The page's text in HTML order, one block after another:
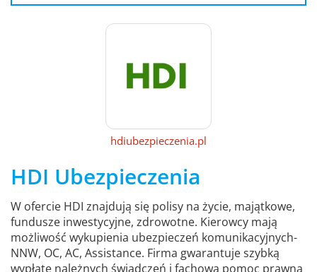
hdiubezpieczenia.pl
HDI Ubezpieczenia
W ofercie HDI znajdują się polisy na życie, majątkowe,
fundusze inwestycyjne, zdrowotne. Kierowcy mają
możliwość wykupienia ubezpieczeń komunikacyjnych-
NNW, OC, AC, Assistance. Firma gwarantuje szybką
wypłatę należnych świadczeń i fachową pomoc prawną